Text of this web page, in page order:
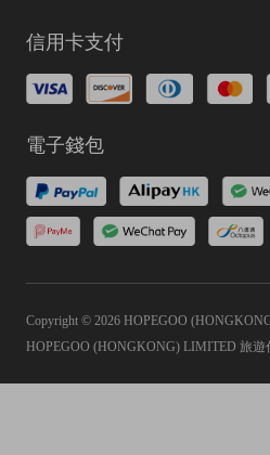
信用卡支付
電子錢包
Copyright © 2026 HOPEGOO
HOPEGOO (HONGKONG) LIMITED 旅遊